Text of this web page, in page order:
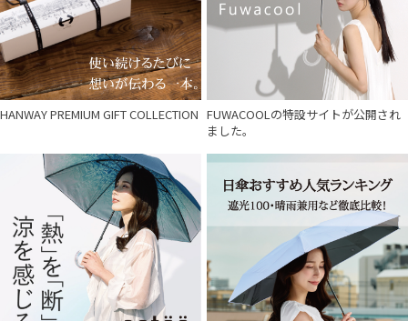
HANWAY PREMIUM GIFT COLLECTION FUWACOOLの特設サイトが公開され
ました。